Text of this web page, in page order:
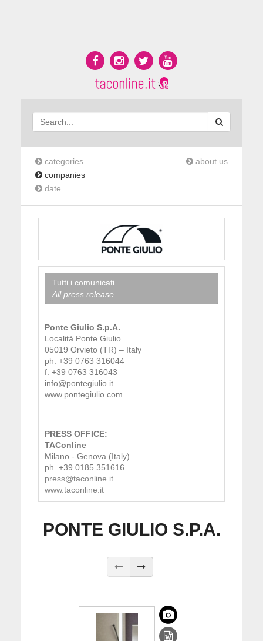
categories
companies
date
about us
Tutti i comunicati
All press release
Ponte Giulio S.p.A.
Località Ponte Giulio
05019 Orvieto (TR) – Italy
ph. +39 0763 316044
f. +39 0763 316043
info@pontegiulio.it
www.pontegiulio.com
PRESS OFFICE:
TAConline
Milano - Genova (Italy)
ph. +39 0185 351616
press@taconline.it
www.taconline.it
PONTE GIULIO S.P.A.